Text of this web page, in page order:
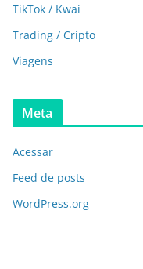
TikTok / Kwai
Trading / Cripto
Viagens
Meta
Acessar
Feed de posts
WordPress.org